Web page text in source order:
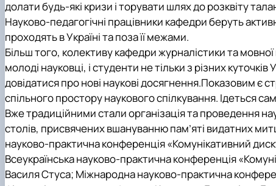
Контактні дані
долати будь-які кризи і торувати шлях до розквіту
Науково-педагогічні працівники кафедри беруть
проходять в Україні та поза її межами.
Більш того, колективу кафедри журналістики та мовної
молоді науковці, і студенти не тільки з різних
довідатися про нові наукові досягнення.Показовим є
спільного простору наукового спілкування. Ідеться
Вже традиційними стали організація та проведення
столів, присвячених вшануванню пам’яті видатних
науково-практична конференція «Комунікативний
Всеукраїнська науково-практична конференція
Василя Стуса; Міжнародна науково-практична